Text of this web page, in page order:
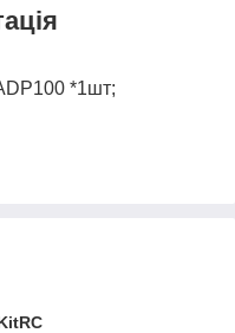
*1шт;